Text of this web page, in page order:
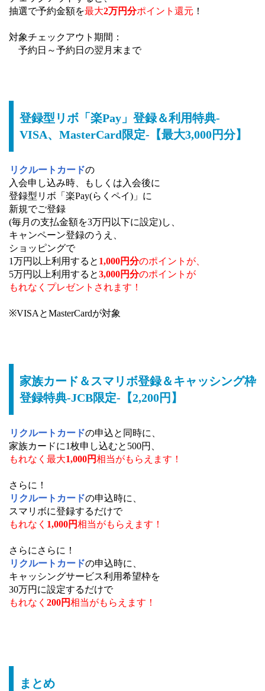
抽選で予約金額を最大2万円分ポイント還元 ！
対象チェックアウト期間：
予約日～予約日の翌月末まで
登録型リボ「楽Pay」登録＆利用特典-
VISA、MasterCard限定-【最大3,000円分】
リクルートカードの
入会申し込み時、もしくは入会後に
登録型リボ「楽Pay(らくペイ)」に
新規でご登録
(毎月の支払金額を3万円以下に設定)し、
キャンペーン登録のうえ、
ショッピングで
1万円以上利用すると 1,000円分のポイントが、
5万円以上利用すると3,000円分のポイントが
もれなくプレゼントされます！
※VISAとMasterCardが対象
家族カード＆スマリボ登録＆キャッシング枠
登録特典-JCB限定-【2,200円】
リクルートカードの申込と同時に、
家族カードに1枚申し込むと500円、
もれなく最大1,000円相当がもらえます！
さらに！
リクルートカードの申込時に、
スマリボに登録するだけで
もれなく 1,000円相当がもらえます！
さらにさらに！
リクルートカードの申込時に、
キャッシングサービス利用希望枠を
30万円に設定するだけで
もれなく 200円相当がもらえます！
まとめ